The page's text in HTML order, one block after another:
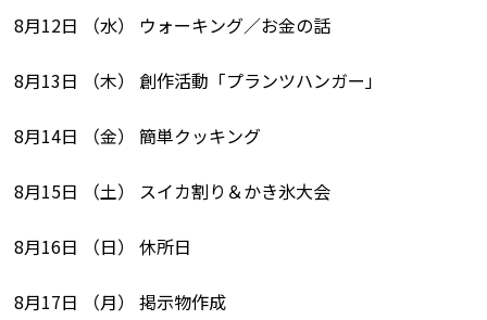
8月12日 （水） ウォーキング／お金の話
8月13日 （木） 創作活動「プランツハンガー」
8月14日 （金） 簡単クッキング
8月15日 （土） スイカ割り＆かき氷大会
8月16日 （日） 休所日
8月17日 （月） 掲示物作成